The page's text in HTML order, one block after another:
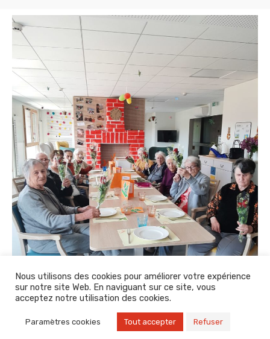
Nous utilisons des cookies pour améliorer votre expérience
sur notre site Web. En naviguant sur ce site, vous
acceptez notre utilisation des cookies.
Paramètres cookies Tout accepter Refuser